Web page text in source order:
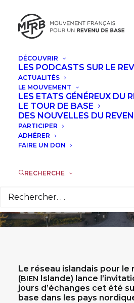
DÉCOUVRIR
LES PODCASTS SUR LE
ACTUALITÉS
LE MOUVEMENT
LES ETATS GÉNÉREUX DU
LE TOUR DE BASE
DES NOUVELLES DU
PARTICIPER
ADHÉRER
FAIRE UN DON
RECHERCHE
Une
le revenu de
Reykjavik
6 JUIN 2017
Le réseau islandais pour le
(BIEN Islande) lance
jours d’échanges cet été
base dans les pays